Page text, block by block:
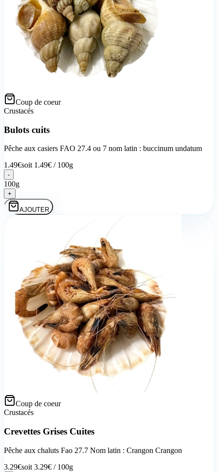
Coup de coeur
Crustacés
Bulots cuits
Pêche aux casiers FAO 27.4 ou 7 nom latin : buccinum undatum
1.49€soit 1.49€ / 100g
-
100g
+
AJOUTER
Coup de coeur
Crustacés
Crevettes Grises Cuites
Pêche aux chaluts Fao 27.7 Nom latin : Crangon Crangon
3.29€soit 3.29€ / 100g